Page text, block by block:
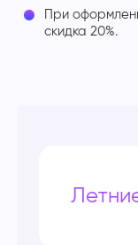
При
скидка 20%.